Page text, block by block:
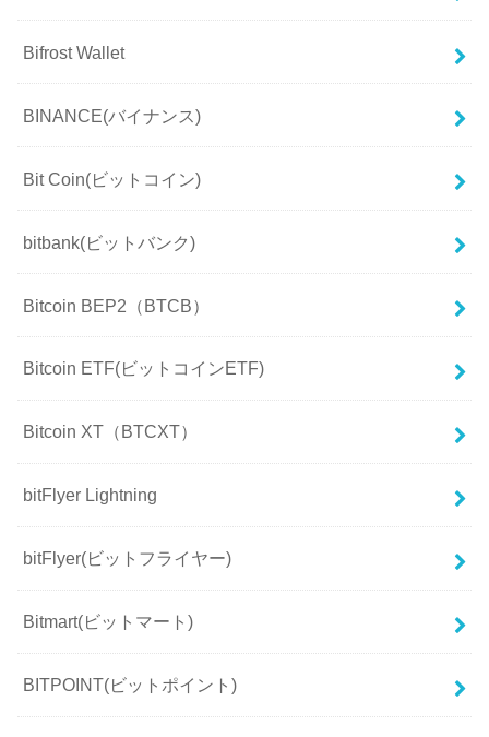
Bifrost Wallet
BINANCE(バイナンス)
Bit Coin(ビットコイン)
bitbank(ビットバンク)
Bitcoin BEP2（BTCB）
Bitcoin ETF(ビットコインETF)
Bitcoin XT（BTCXT）
bitFlyer Lightning
bitFlyer(ビットフライヤー)
Bitmart(ビットマート)
BITPOINT(ビットポイント)